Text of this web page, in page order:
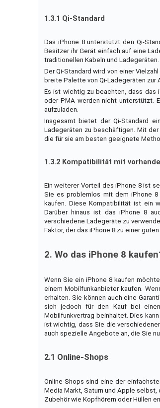
1.3.1 Qi-Standard
Das iPhone 8 unterstützt den Qi-
Besitzer ihr Gerät einfach auf eine
traditionellen Kabeln und Ladegeräten.
Der Qi-Standard wird von einer
breite Palette von Qi-Ladegeräten zur
Es ist wichtig zu beachten, dass das
oder PMA werden nicht unterstützt.
aufzuladen.
Insgesamt bietet der Qi-Standard
Ladegeräten zu beschäftigen. Mit
die für sie am besten geeignete
1.3.2 Kompatibilität mit
Ein weiterer Vorteil des iPhone 8 ist
Sie es problemlos mit dem iPhone
kaufen. Diese Kompatibilität ist ein
Darüber hinaus ist das iPhone 8
verschiedene Ladegeräte zu
Faktor, der das iPhone 8 zu einer
2. Wo das iPhone 8
Wenn Sie ein iPhone 8 kaufen
einem Mobilfunkanbieter kaufen.
erhalten. Sie können auch eine
sich jedoch für den Kauf bei
Mobilfunkvertrag beinhaltet. Dies
ist wichtig, dass Sie die
auch spezielle Angebote an, die Sie
2.1 Online-Shops
Online-Shops sind eine der
Media Markt, Saturn und Apple
Zubehör wie Kopfhörern oder Hüllen